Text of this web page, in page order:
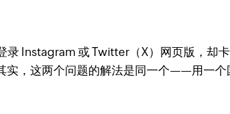
Instagram 或 Twitter（X）网页版，却
实，这两个问题的解法是同一个——用一